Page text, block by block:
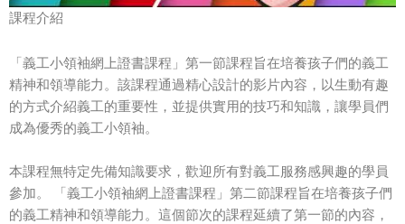
課程介紹
「義工小領袖網上證書課程」第一節課程旨在培養孩子們的義工
精神和領導能力。該課程通過精心設計的影片內容，以生動有趣
的方式介紹義工的重要性，並提供實用的技巧和知識，讓學員們
成為優秀的義工小領袖。
本課程無特定先備知識要求，歡迎所有對義工服務感興趣的學員
參加。 「義工小領袖網上證書課程」第二節課程旨在培養孩子們
的義工精神和領導能力。這個節次的課程延續了第一節的內容，